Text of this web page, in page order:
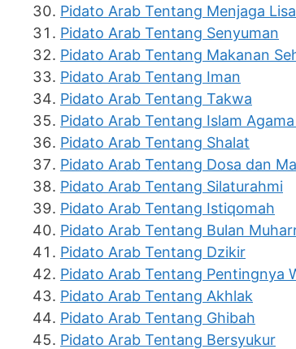
Pidato Arab Tentang Menjaga
Pidato Arab Tentang Senyuman
Pidato Arab Tentang Makanan
Pidato Arab Tentang Iman
Pidato Arab Tentang Takwa
Pidato Arab Tentang Islam
Pidato Arab Tentang Shalat
Pidato Arab Tentang Dosa dan
Pidato Arab Tentang Silaturahmi
Pidato Arab Tentang Istiqomah
Pidato Arab Tentang Bulan
Pidato Arab Tentang Dzikir
Pidato Arab Tentang Pentingnya
Pidato Arab Tentang Akhlak
Pidato Arab Tentang Ghibah
Pidato Arab Tentang Bersyukur